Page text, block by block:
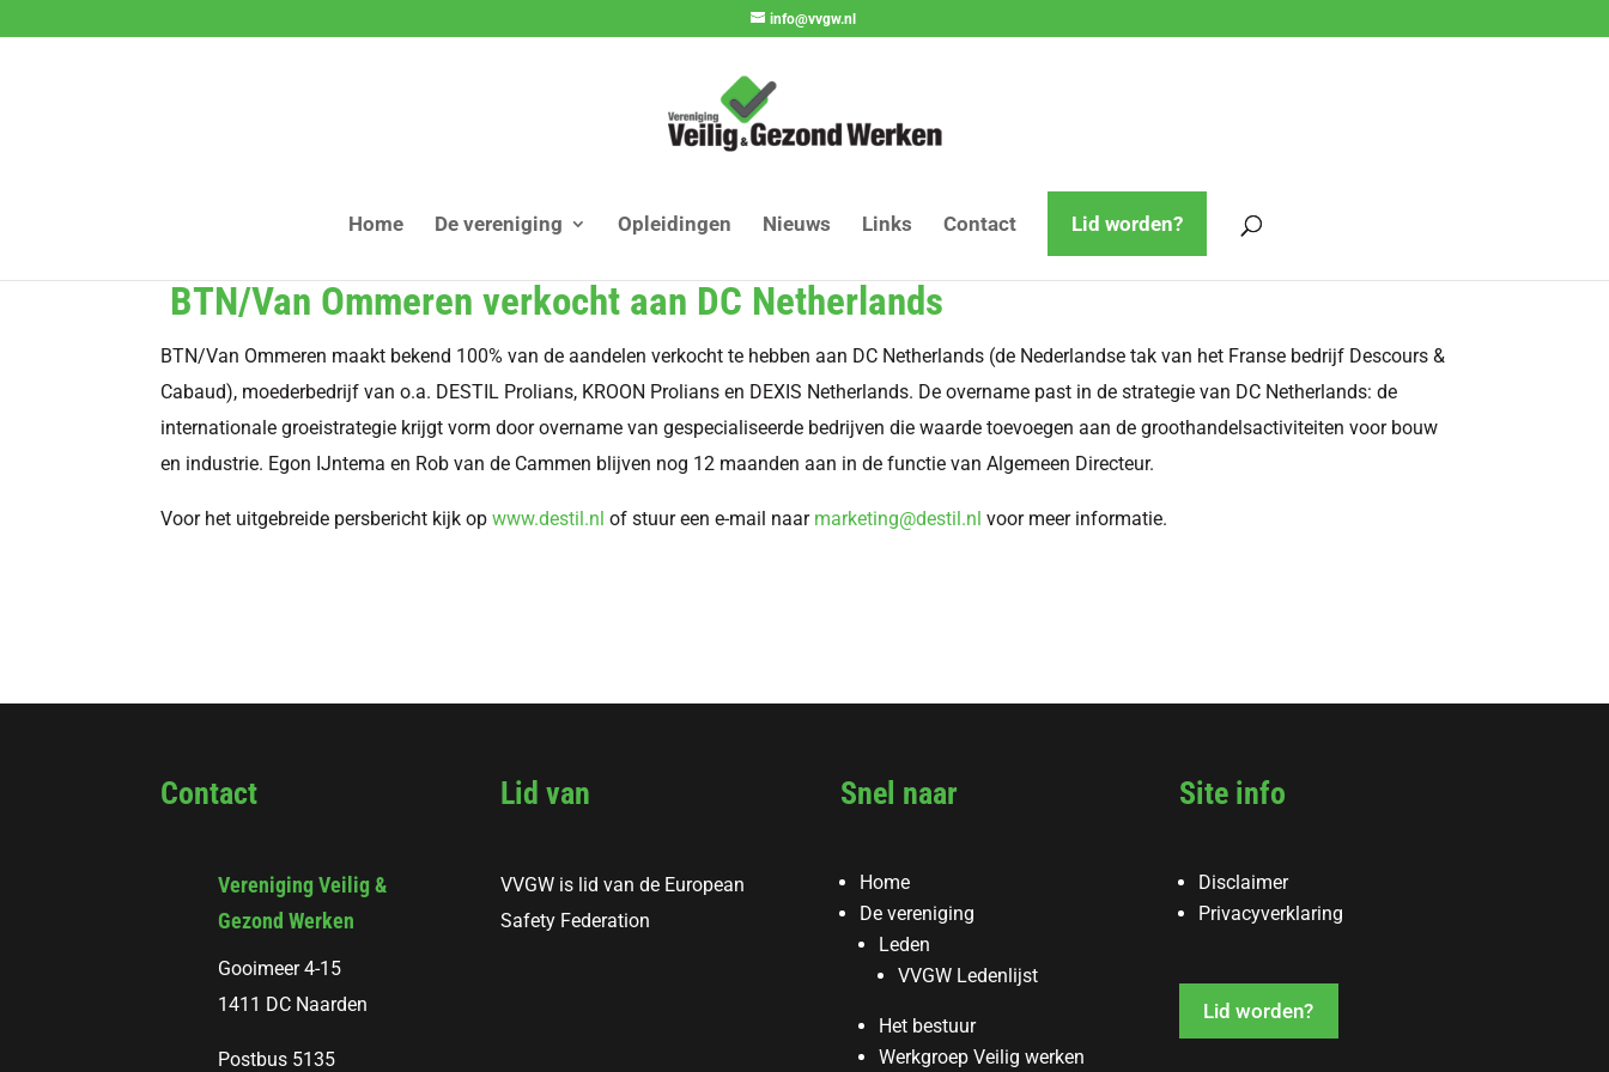
info@vvgw.nl
Home De vereniging Opleidingen Nieuws Links Contact Lid worden?
BTN/Van Ommeren verkocht aan DC Netherlands
BTN/Van Ommeren maakt bekend 100% van de aandelen verkocht te hebben aan DC Netherlands (de Nederlandse tak van het Franse bedrijf Descours &
Cabaud), moederbedrijf van o.a. DESTIL Prolians, KROON Prolians en DEXIS Netherlands. De overname past in de strategie van DC Netherlands: de
internationale groeistrategie krijgt vorm door overname van gespecialiseerde bedrijven die waarde toevoegen aan de groothandelsactiviteiten voor bouw
en industrie. Egon IJntema en Rob van de Cammen blijven nog 12 maanden aan in de functie van Algemeen Directeur.
Voor het uitgebreide persbericht kijk opwww.destil.nl of stuur een e-mail naar marketing@destil.nl voor meer informatie.
Contact
Vereniging Veilig &
Gezond Werken
Gooimeer 4-15
1411 DC Naarden
Postbus 5135
Lid van
VVGW is lid van de European
Safety Federation
Snel naar
Home
De vereniging
Leden
VVGW Ledenlijst
Het bestuur
Werkgroep Veilig werken
Site info
Disclaimer
Privacyverklaring
Lid worden?